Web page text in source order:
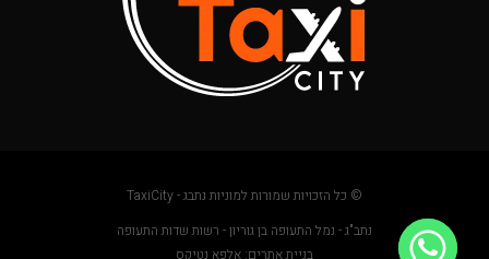
© כל הזכויות שמורות למוניות נתבג - TaxiCity
נתב"ג - נמל התעופה בן גוריון - רשות שדות התעופה
בניית אתרים: אלפא נטיקס